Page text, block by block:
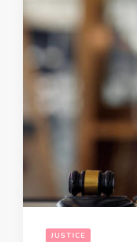
JUSTICE